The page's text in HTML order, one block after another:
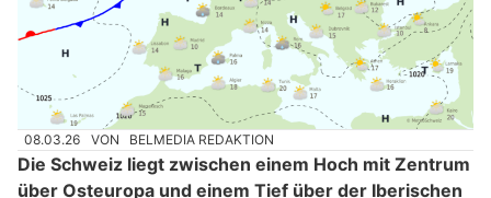
08.03.26 VON BELMEDIA REDAKTION
Die Schweiz liegt zwischen einem Hoch mit Zentrum
über Osteuropa und einem Tief über der Iberischen